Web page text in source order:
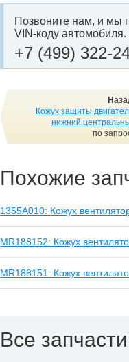
Позвоните нам, и мы
VIN-коду автомобиля.
+7 (499) 322-
Кожух защиты
нижний
по
Похожие
1355A010: Кожух
MR188152: Кожух
MR188151: Кожух
Все